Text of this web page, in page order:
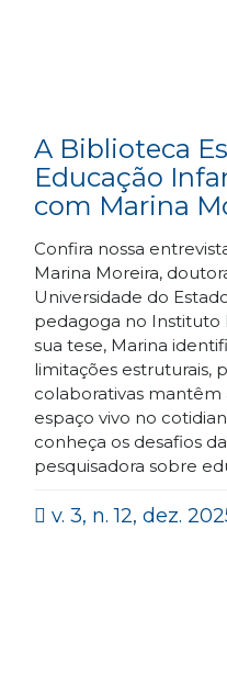
A Biblioteca
Educação
com Marina
Confira nossa
Marina Moreira,
Universidade do
pedagoga no Instituto
sua tese, Marina
limitações estruturais,
colaborativas
espaço vivo no
conheça os desafios
pesquisadora sobre
v. 3, n. 12, dez.